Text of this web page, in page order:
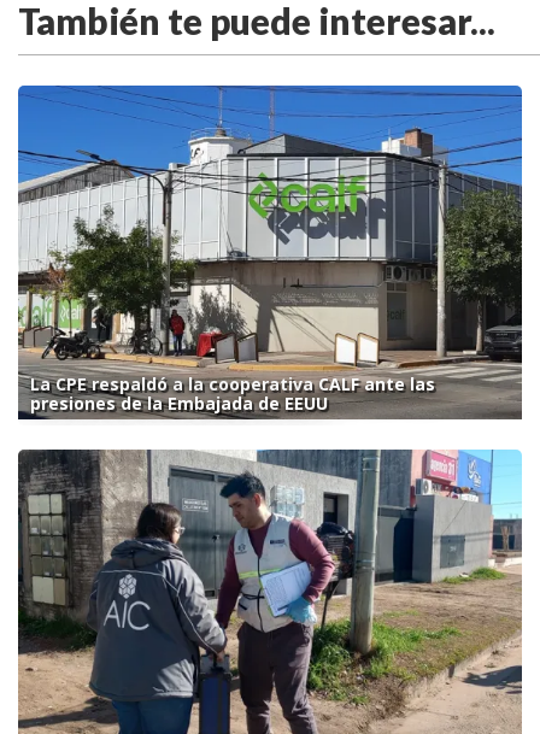
También te puede interesar...
La CPE respaldó a la cooperativa CALF ante las
presiones de la Embajada de EEUU